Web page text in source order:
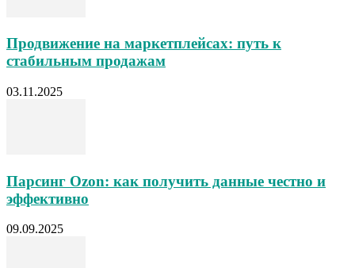
Продвижение на маркетплейсах: путь к
стабильным продажам
03.11.2025
Парсинг Ozon: как получить данные честно и
эффективно
09.09.2025